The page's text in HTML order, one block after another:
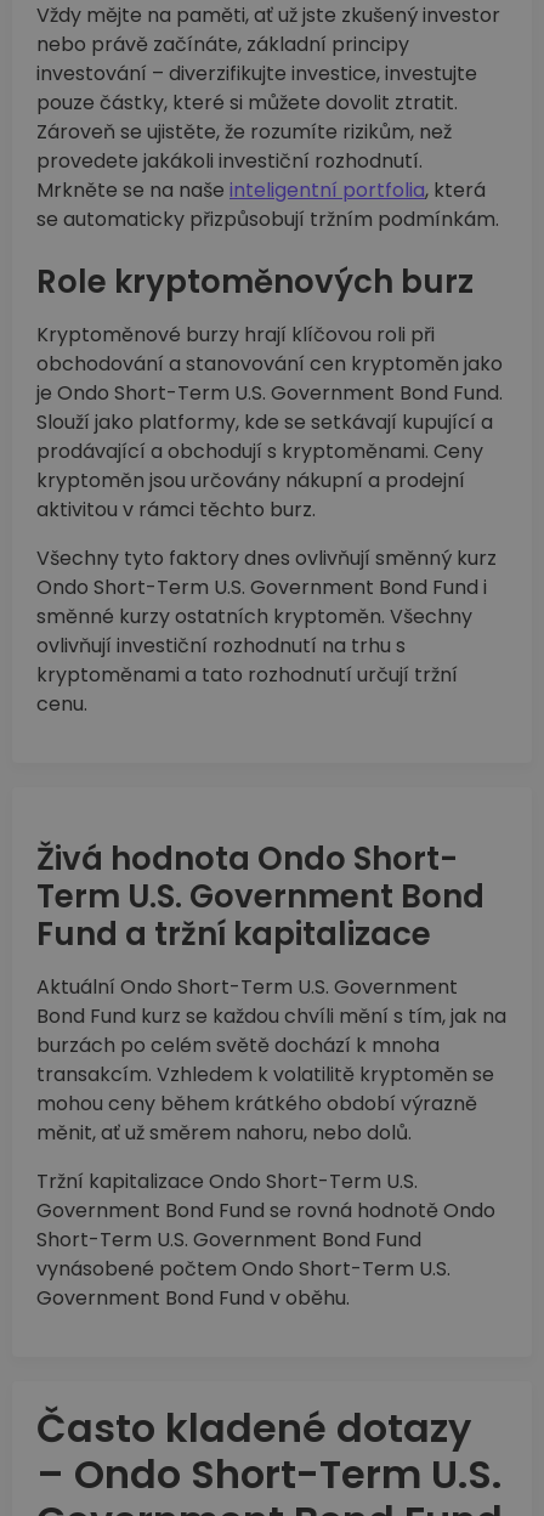
Vždy mějte na paměti, ať už jste zkušený investor
nebo právě začínáte, základní principy
investování –⁠ diverzifikujte investice, investujte
pouze částky, které si můžete dovolit ztratit.
Zároveň se ujistěte, že rozumíte rizikům, než
provedete jakákoli investiční rozhodnutí.
Mrkněte se na naše inteligentní portfolia, která
se automaticky přizpůsobují tržním podmínkám.
Role kryptoměnových burz
Kryptoměnové burzy hrají klíčovou roli při
obchodování a stanovování cen kryptoměn jako
je Ondo Short-Term U.S. Government Bond Fund.
Slouží jako platformy, kde se setkávají kupující a
prodávající a obchodují s kryptoměnami. Ceny
kryptoměn jsou určovány nákupní a prodejní
aktivitou v rámci těchto burz.
Všechny tyto faktory dnes ovlivňují směnný kurz
Ondo Short-Term U.S. Government Bond Fund i
směnné kurzy ostatních kryptoměn. Všechny
ovlivňují investiční rozhodnutí na trhu s
kryptoměnami a tato rozhodnutí určují tržní
cenu.
Živá hodnota Ondo Short-
Term U.S. Government Bond
Fund a tržní kapitalizace
Aktuální Ondo Short-Term U.S. Government
Bond Fund kurz se každou chvíli mění s tím, jak na
burzách po celém světě dochází k mnoha
transakcím. Vzhledem k volatilitě kryptoměn se
mohou ceny během krátkého období výrazně
měnit, ať už směrem nahoru, nebo dolů.
Tržní kapitalizace Ondo Short-Term U.S.
Government Bond Fund se rovná hodnotě Ondo
Short-Term U.S. Government Bond Fund
vynásobené počtem Ondo Short-Term U.S.
Government Bond Fund v oběhu.
Často kladené dotazy
– Ondo Short-Term U.S.